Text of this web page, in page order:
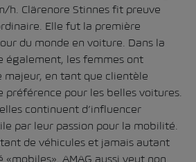
h. Clärenore Stinnes fit preuve
Elle fut la première
du monde en voiture. Dans la
également, les femmes ont
majeur, en tant que clientèle
préférence pour les belles voitures.
continuent d’influencer
par leur passion pour la mobilité.
de véhicules et jamais autant
«mobiles». AMAG aussi veut non